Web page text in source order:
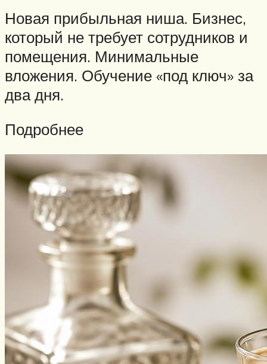
Новая прибыльная ниша. Бизнес,
который не требует сотрудников и
помещения. Минимальные
вложения. Обучение «под ключ» за
два дня.
Подробнее